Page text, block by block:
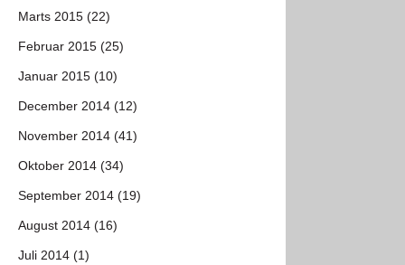
Marts 2015 (22)
Februar 2015 (25)
Januar 2015 (10)
December 2014 (12)
November 2014 (41)
Oktober 2014 (34)
September 2014 (19)
August 2014 (16)
Juli 2014 (1)